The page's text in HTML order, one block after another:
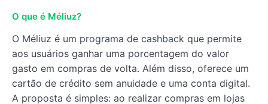
O que é Méliuz?
O Méliuz é um programa de cashback que permite
aos usuários ganhar uma porcentagem do valor
gasto em compras de volta. Além disso, oferece um
cartão de crédito sem anuidade e uma conta digital.
A proposta é simples: ao realizar compras em lojas